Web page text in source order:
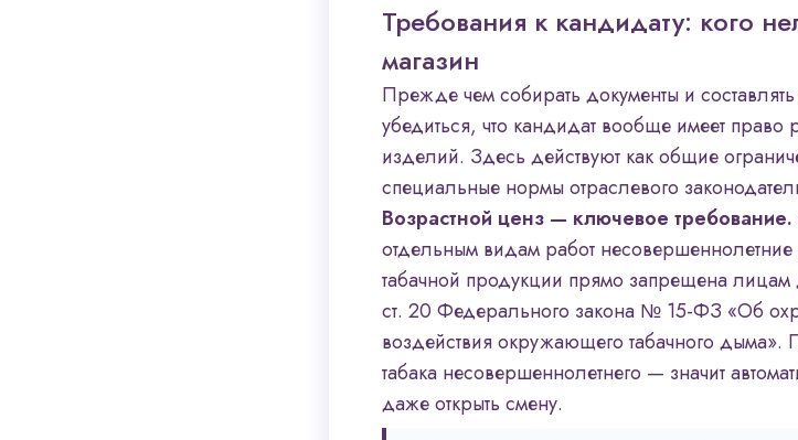
Требования к кандидату: кого
магазин
Прежде чем собирать документы и
убедиться, что кандидат вообще имеет право
изделий. Здесь действуют как общие
специальные нормы отраслевого
Возрастной ценз — ключевое требование.
отдельным видам работ
табачной продукции прямо запрещена лицам
ст. 20 Федерального закона № 15-ФЗ «Об
воздействия окружающего табачного
табака несовершеннолетнего — значит
даже открыть смену.